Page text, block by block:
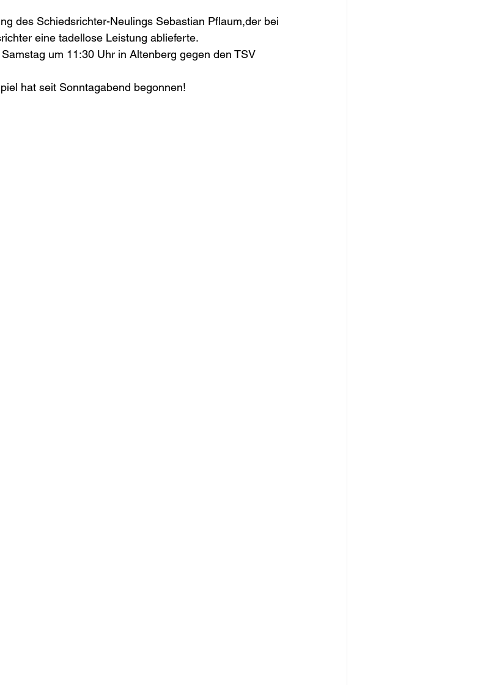
des Schiedsrichter-Neulings Sebastian Pflaum,der bei
eine tadellose Leistung ablieferte.
um 11:30 Uhr in Altenberg gegen den TSV
hat seit Sonntagabend begonnen!